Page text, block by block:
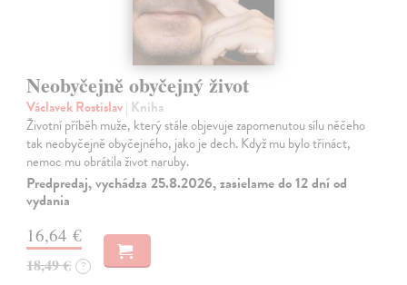
Neobyčejně obyčejný život
Václavek Rostislav| Kniha
Životní příběh muže, který stále objevuje zapomenutou sílu něčeho
tak neobyčejně obyčejného, jako je dech. Když mu bylo třináct,
nemoc mu obrátila život naruby.
Predpredaj, vychádza 25.8.2026, zasielame do 12 dní od
vydania
16,64 €
18,49 € ?